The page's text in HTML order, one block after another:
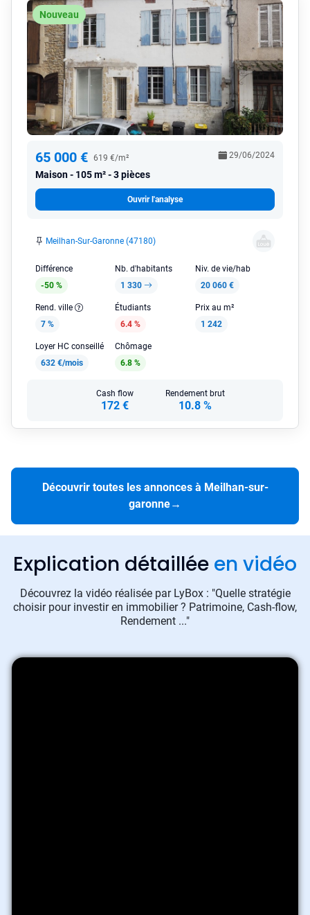
Nouveau
65 000 € 619 €/m²
Maison 105 m² - 3 pièces
29/06/2024
Ouvrir l'analyse
Meilhan-Sur-Garonne (47180)
Différence
-50 %
Nb. d'habitants
1 330
Niv. de vie/hab
20 060 €
Rend. ville
7 %
Étudiants
6.4 %
Prix au m²
1 242
Loyer HC conseillé
632 €/mois
Chômage
6.8 %
Cash flow
172 €
Rendement brut
10.8 %
Découvrir toutes les annonces à Meilhan-sur-
garonne→
Explication détaillée en vidéo
Découvrez la vidéo réalisée par LyBox : "Quelle stratégie
choisir pour investir en immobilier ? Patrimoine, Cash-flow,
Rendement ..."